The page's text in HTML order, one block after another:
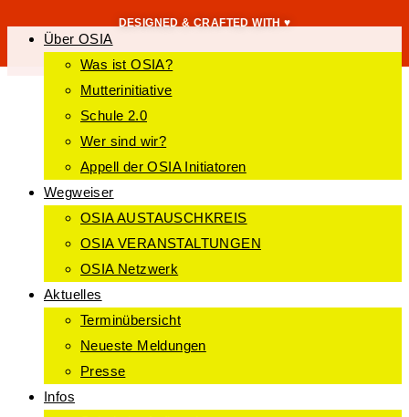
DESIGNED & CRAFTED WITH ♥
Über OSIA
Was ist OSIA?
Mutterinitiative
Schule 2.0
Wer sind wir?
Appell der OSIA Initiatoren
Wegweiser
OSIA AUSTAUSCHKREIS
OSIA VERANSTALTUNGEN
OSIA Netzwerk
Aktuelles
Terminübersicht
Neueste Meldungen
Presse
Infos